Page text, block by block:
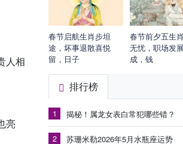
人相
亮
春节启航生肖步坦
途，坏事退散喜悦
留，日子
春节前夕五生
无忧，职场发
成，钱
排行榜
1 揭秘！属龙女表白常犯哪些错？
2 苏珊米勒2026年5月水瓶座运势